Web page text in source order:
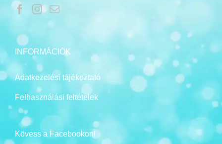
INFORMÁCIÓK
Adatkezelési tájékoztató
Felhasználási feltételek
Kövess a Facebookon!